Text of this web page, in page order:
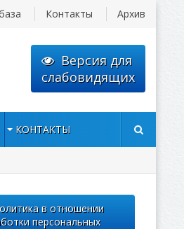
Версия для
слабовидящих
Контакты Архив
КОНТАКТЫ
в отношении
персональных